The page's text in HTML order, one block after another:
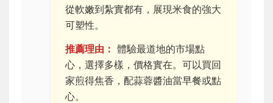
從軟嫩到紮實都有，展現米食的強大
可塑性。
推薦理由： 體驗最道地的市場點
心，選擇多樣，價格實在。可以買回
家煎得焦香，配蒜蓉醬油當早餐或點
心。